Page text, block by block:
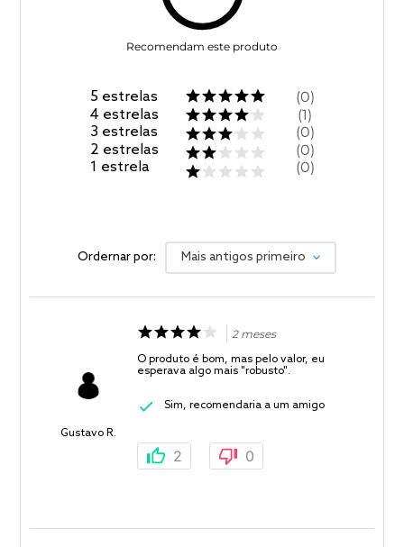
Recomendam este produto
5 estrelas
4 estrelas
3 estrelas
2 estrelas
1 estrela
0
1
0
0
0
Ordernar por: Mais antigos primeiro
Gustavo R.
2 meses
O produto é bom, mas pelo valor, eu
esperava algo mais "robusto".
Sim, recomendaria a um amigo
2 0